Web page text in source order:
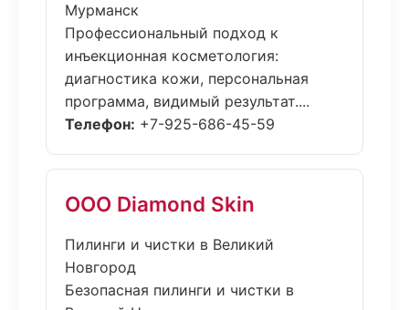
Мурманск
Профессиональный подход к
инъекционная косметология:
диагностика кожи, персональная
программа, видимый результат....
Телефон: +7-925-686-45-59
ООО Diamond Skin
Пилинги и чистки в Великий
Новгород
Безопасная пилинги и чистки в